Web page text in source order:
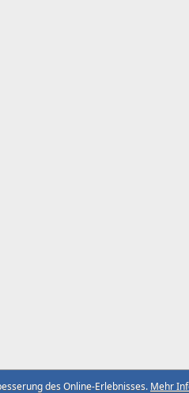
des Online-Erlebnisses. Mehr